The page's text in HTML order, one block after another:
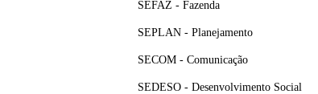
SEFAZ - Fazenda
SEPLAN - Planejamento
SECOM - Comunicação
SEDESO - Desenvolvimento Social